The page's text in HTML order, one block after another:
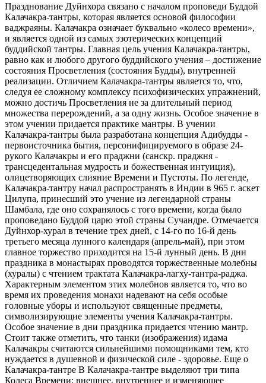
Празднование Дуйнхора связано с началом проповеди Буддой
Калачакра-тантры, которая является основой философии
ваджраяны. Калачакра означает буквально «колесо времени»,
и является одной из самых эзотерических концепций
буддийской тантры. Главная цель учения Калачакра-тантры,
равно как и любого другого буддийского учения – достижение
состояния Просветления (состояния Будды), внутренней
реализации. Отличием Калачакра-тантры является то, что,
следуя ее сложному комплексу психофизических упражнений,
можно достичь Просветления не за длительный период
множества перерождений, а за одну жизнь. Особое значение в
этом учении придается практике мантры. В учении
Калачакра-тантры была разработана концепция Адибудды -
первоисточника бытия, персонифицируемого в образе 24-
рукого Калачакры и его праджни (санскр. праджня -
трансцедентальная мудрость и божественная интуиция),
олицетворяющих слияние Времени и Пустоты. По легенде,
Калачакра-тантру начал распространять в Индии в 965 г. аскет
Цилупа, принесший это учение из легендарной страны
Шамбала, где оно сохранялось с того времени, когда было
проповедано Буддой царю этой страны Сучандре. Отмечается
Дуйнхор-хурал в течение трех дней, с 14-го по 16-й день
третьего месяца лунного календаря (апрель-май), при этом
главное торжество приходится на 15-й лунный день. В дни
праздника в монастырях проводятся торжественные молебны
(хуралы) с чтением трактата Калачакра-лагху-тантра-раджа.
Характерным элементом этих молебнов является то, что во
время их проведения монахи надевают на себя особые
головные уборы и используют священные предметы,
символизирующие элементы учения Калачакра-тантры.
Особое значение в дни праздника придается чтению мантр.
Стоит также отметить, что танки (изображения) идама
Калачакры считаются сильнейшими помощниками тем, кто
нуждается в душевной и физической силе - здоровье. Еще о
Калачакра-тантре В Калачакра-тантре выделяют три типа
Колеса Времени: внешнее, внутреннее и изменяющее